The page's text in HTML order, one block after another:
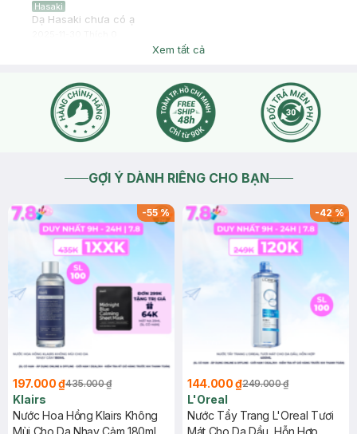
Hasaki
Dạ Hasaki chưa có ạ
Xem tất cả
GỢI Ý DÀNH RIÊNG CHO BẠN
-55%
197.000 ₫435.000 ₫
Klairs
Nước Hoa Hồng Klairs Không
Mùi Cho Da Nhạy Cảm 180ml
-42%
144.000 ₫249.000 ₫
L'Oreal
Nước Tẩy Trang L'Oreal Tươi
Mát Cho Da Dầu, Hỗn Hợp